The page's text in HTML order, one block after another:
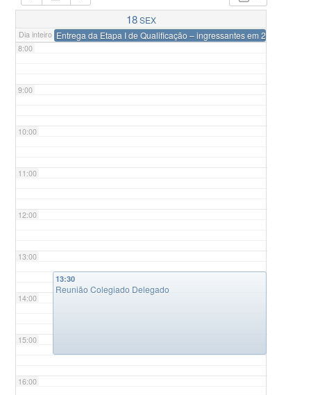
18SEX
Dia inteiro Entrega da Etapa I de Qualificação – ingressantes em 2024-1
7:00
8:00
9:00
10:00
11:00
12:00
13:00
14:00
15:00
16:00
13:30
Reunião Colegiado Delegado